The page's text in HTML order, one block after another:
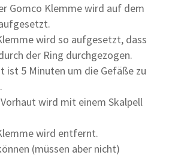
Gomco Klemme wird auf dem
wird so aufgesetzt, dass
der Ring durchgezogen.
ist 5 Minuten um die Gefäße zu
wird mit einem Skalpell
wird entfernt.
(müssen aber nicht)